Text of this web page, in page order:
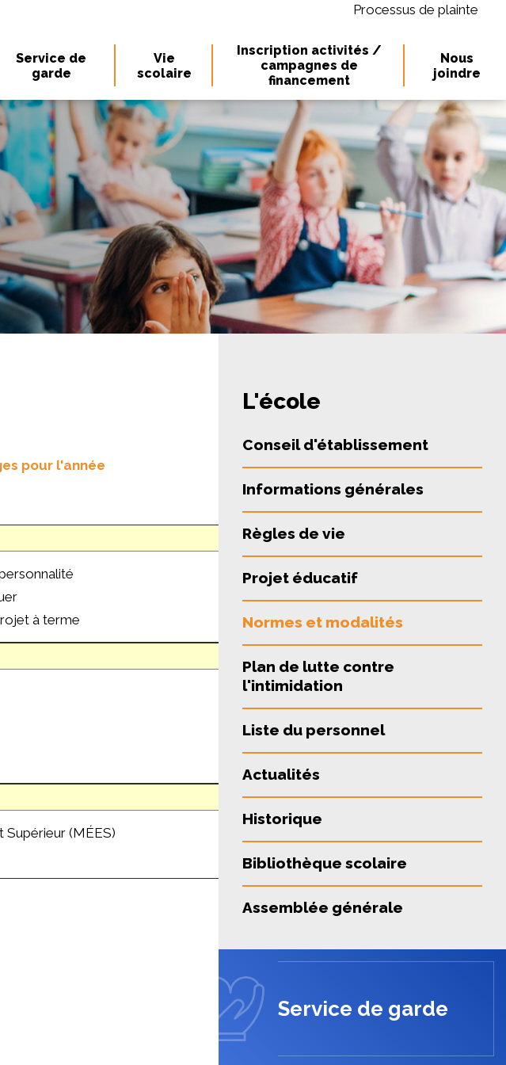
Processus de plainte
Service de
garde
Vie
scolaire
Inscription activités /
campagnes de
financement
Nous
joindre
pour l'année
à terme
Supérieur (MÉES)
L'école
Conseil d'établissement
Informations générales
Règles de vie
Projet éducatif
Normes et modalités
Plan de lutte contre
l'intimidation
Liste du personnel
Actualités
Historique
Bibliothèque scolaire
Assemblée générale
Service de garde